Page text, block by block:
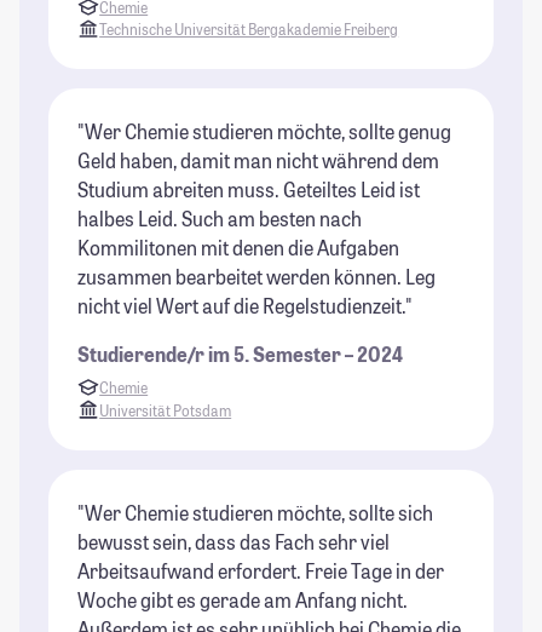
Chemie
Technische Universität Bergakademie Freiberg
"Wer Chemie studieren möchte, sollte genug
Geld haben, damit man nicht während dem
Studium abreiten muss. Geteiltes Leid ist
halbes Leid. Such am besten nach
Kommilitonen mit denen die Aufgaben
zusammen bearbeitet werden können. Leg
nicht viel Wert auf die Regelstudienzeit."
Studierende/r im 5. Semester – 2024
Chemie
Universität Potsdam
"Wer Chemie studieren möchte, sollte sich
bewusst sein, dass das Fach sehr viel
Arbeitsaufwand erfordert. Freie Tage in der
Woche gibt es gerade am Anfang nicht.